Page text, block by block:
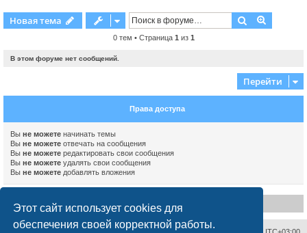
Этот сайт использует cookies для
обеспечения своей корректной работы.
Новая тема Поиск
0 тем • Страница 1 из 1
В этом форуме нет сообщений.
Перейти
Права доступа
Вы не можете начинать темы
Вы не можете отвечать на сообщения
Вы не можете редактировать свои сообщения
Вы не можете удалять свои сообщения
Вы не можете добавлять вложения
Disclaimer